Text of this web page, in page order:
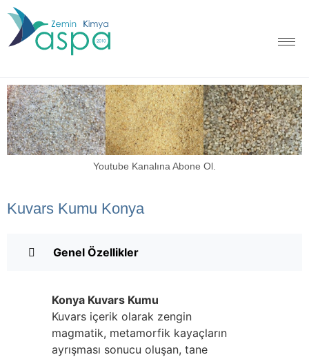
Youtube Kanalına Abone Ol.
Kuvars Kumu Konya
Genel Özellikler
Konya Kuvars Kumu
Kuvars içerik olarak zengin
magmatik, metamorfik kayaçların
ayrışması sonucu oluşan, tane